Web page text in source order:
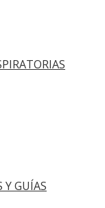
Y GUÍAS